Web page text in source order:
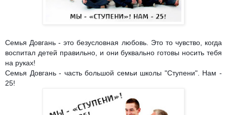
Семья Довгань - это безусловная любовь. Это то чувство, когда
воспитал детей правильно, и они буквально готовы носить тебя
на руках!
Семья Довгань - часть большой семьи школы "Ступени". Нам -
25!